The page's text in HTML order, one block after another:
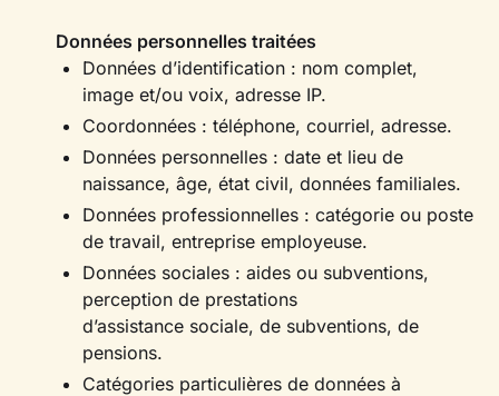
Données personnelles traitées
Données d’identification : nom complet,
image et/ou voix, adresse IP.
Coordonnées : téléphone, courriel, adresse.
Données personnelles : date et lieu de
naissance, âge, état civil, données familiales.
Données professionnelles : catégorie ou poste
de travail, entreprise employeuse.
Données sociales : aides ou subventions,
perception de prestations
d’assistance sociale, de subventions, de
pensions.
Catégories particulières de données à